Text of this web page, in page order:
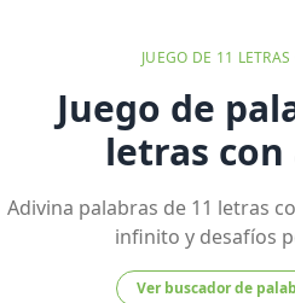
JUEGO DE 11 LETRAS
Juego de
letras
Adivina palabras de 11 letras
infinito y desafíos
Ver buscador de